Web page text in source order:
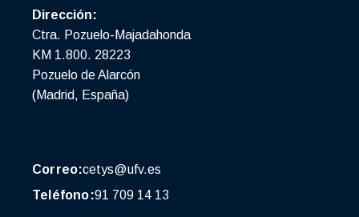
Dirección:
Ctra. Pozuelo-Majadahonda
KM 1.800. 28223
Pozuelo de Alarcón
(Madrid, España)
Correo:cetys@ufv.es
Teléfono:91 709 14 13